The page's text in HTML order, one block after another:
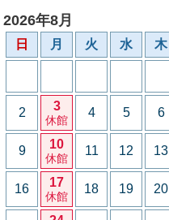
2026年8月
日 月 火 水 木
2 3
休館
4 5 6
9 10
休館
11 12 13
16 17
休館
18 19 20